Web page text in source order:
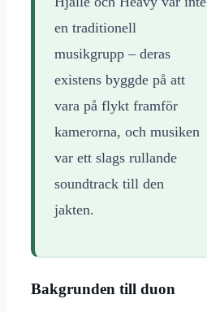
en traditionell
musikgrupp – deras
existens byggde på att
vara på flykt framför
kamerorna, och musiken
var ett slags rullande
soundtrack till den
jakten.
Bakgrunden till duon